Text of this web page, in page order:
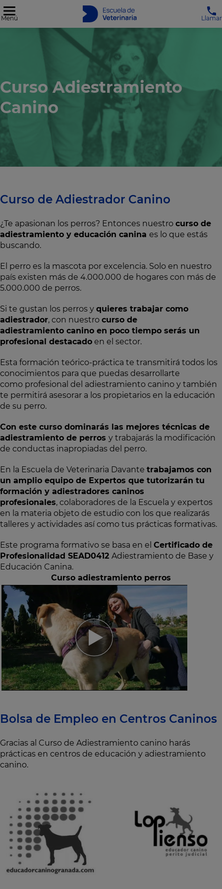
Menú Llamar
Curso Adiestramiento
Canino
Curso de Adiestrador Canino
¿Te apasionan los perros? Entonces nuestro curso de
adiestramiento y educación canina es lo que estás
buscando.
El perro es la mascota por excelencia. Solo en nuestro
país existen más de 4.000.000 de hogares con más de
5.000.000 de perros.
Si te gustan los perros y quieres trabajar como
adiestrador, con nuestro curso de
adiestramiento canino en poco tiempo serás un
profesional destacado en el sector.
Esta formación teórico-práctica te transmitirá todos los
conocimientos para que puedas desarrollarte
como profesional del adiestramiento canino y también
te permitirá asesorar a los propietarios en la educación
de su perro.
Con este curso dominarás las mejores técnicas de
adiestramiento de perros y trabajarás la modificación
de conductas inapropiadas del perro.
En la Escuela de Veterinaria Davante trabajamos con
un amplio equipo de Expertos que tutorizarán tu
formación y adiestradores caninos
profesionales, colaboradores de la Escuela y expertos
en la materia objeto de estudio con los que realizarás
talleres y actividades así como tus prácticas formativas.
Este programa formativo se basa en el Certificado de
Profesionalidad SEAD0412 Adiestramiento de Base y
Educación Canina.
Curso adiestramiento perros
Bolsa de Empleo en Centros Caninos
Gracias al Curso de Adiestramiento canino harás
prácticas en centros de educación y adiestramiento
canino.